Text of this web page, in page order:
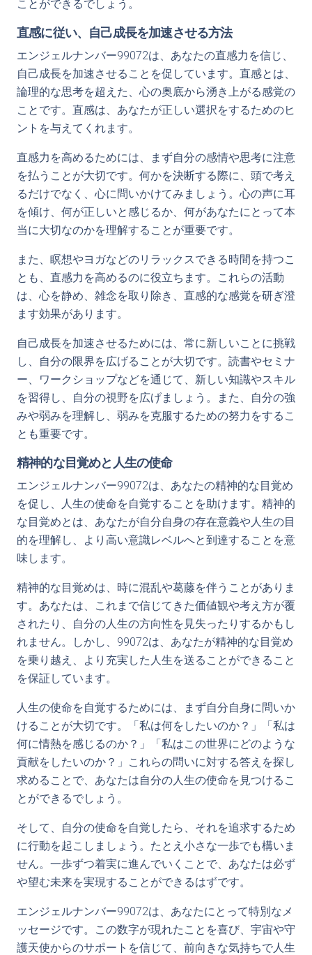
ことができるでしょう。
直感に従い、自己成長を加速させる方法
エンジェルナンバー99072は、あなたの直感力を信じ、
自己成長を加速させることを促しています。直感とは、
論理的な思考を超えた、心の奥底から湧き上がる感覚の
ことです。直感は、あなたが正しい選択をするためのヒ
ントを与えてくれます。
直感力を高めるためには、まず自分の感情や思考に注意
を払うことが大切です。何かを決断する際に、頭で考え
るだけでなく、心に問いかけてみましょう。心の声に耳
を傾け、何が正しいと感じるか、何があなたにとって本
当に大切なのかを理解することが重要です。
また、瞑想やヨガなどのリラックスできる時間を持つこ
とも、直感力を高めるのに役立ちます。これらの活動
は、心を静め、雑念を取り除き、直感的な感覚を研ぎ澄
ます効果があります。
自己成長を加速させるためには、常に新しいことに挑戦
し、自分の限界を広げることが大切です。読書やセミナ
ー、ワークショップなどを通じて、新しい知識やスキル
を習得し、自分の視野を広げましょう。また、自分の強
みや弱みを理解し、弱みを克服するための努力をするこ
とも重要です。
精神的な目覚めと人生の使命
エンジェルナンバー99072は、あなたの精神的な目覚め
を促し、人生の使命を自覚することを助けます。精神的
な目覚めとは、あなたが自分自身の存在意義や人生の目
的を理解し、より高い意識レベルへと到達することを意
味します。
精神的な目覚めは、時に混乱や葛藤を伴うことがありま
す。あなたは、これまで信じてきた価値観や考え方が覆
されたり、自分の人生の方向性を見失ったりするかもし
れません。しかし、99072は、あなたが精神的な目覚め
を乗り越え、より充実した人生を送ることができること
を保証しています。
人生の使命を自覚するためには、まず自分自身に問いか
けることが大切です。「私は何をしたいのか？」「私は
何に情熱を感じるのか？」「私はこの世界にどのような
貢献をしたいのか？」これらの問いに対する答えを探し
求めることで、あなたは自分の人生の使命を見つけるこ
とができるでしょう。
そして、自分の使命を自覚したら、それを追求するため
に行動を起こしましょう。たとえ小さな一歩でも構いま
せん。一歩ずつ着実に進んでいくことで、あなたは必ず
や望む未来を実現することができるはずです。
エンジェルナンバー99072は、あなたにとって特別なメ
ッセージです。この数字が現れたことを喜び、宇宙や守
護天使からのサポートを信じて、前向きな気持ちで人生